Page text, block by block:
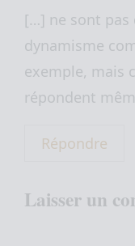
[…] ne sont pas
dynamisme
exemple, mais
répondent
Répondre
Laisser un